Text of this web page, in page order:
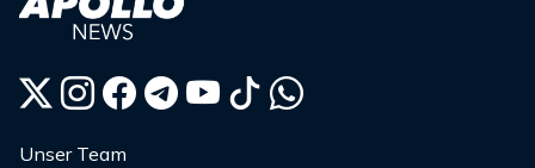
Unser Team